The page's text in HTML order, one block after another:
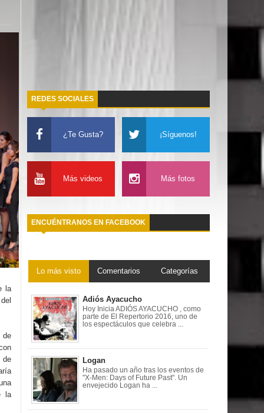
la
de
de
la
REDES SOCIALES
¿Te Gusta? ¡Síguenos!
Más videos Más fotos
ENCUÉNTRANOS EN FACEBOOK
Lo más visto Comentarios Categorías
Adiós Ayacucho
Hoy Inicia ADIÓS AYACUCHO , como
parte de El Repertorio 2016, uno de
los espectáculos que celebra ...
Logan
Ha pasado un año tras los eventos de
"X-Men: Days of Future Past". Un
envejecido Logan ha ...